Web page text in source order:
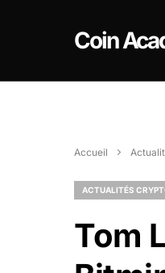
Coin
Accueil
ACTUALITÉS
Tom